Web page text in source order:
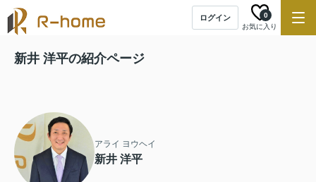
ログイン
お気に入り
0
新井 洋平の紹介ページ
アライ ヨウヘイ
新井 洋平